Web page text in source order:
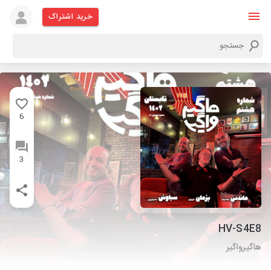
خرید اشتراک
6
3
HV-S4E8
هاگیرواگیر